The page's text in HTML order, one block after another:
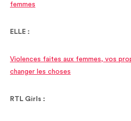
femmes
ELLE :
Violences faites aux femmes, vos
changer les choses
RTL Girls :